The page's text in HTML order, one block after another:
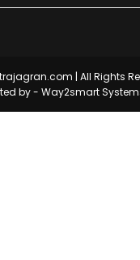
| All Rights
by - Way2smart